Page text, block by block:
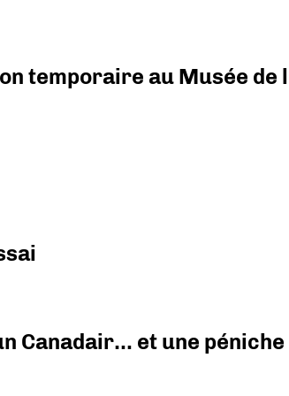
temporaire au Musée de
Canadair… et une péniche